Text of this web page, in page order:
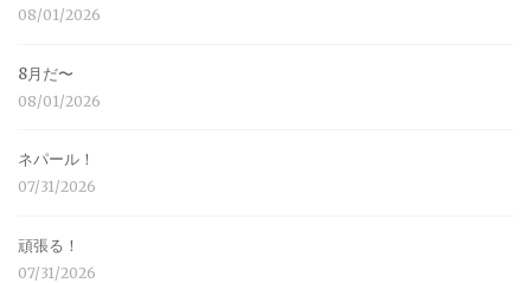
08/01/2026
8月だ〜
08/01/2026
ネパール！
07/31/2026
頑張る！
07/31/2026